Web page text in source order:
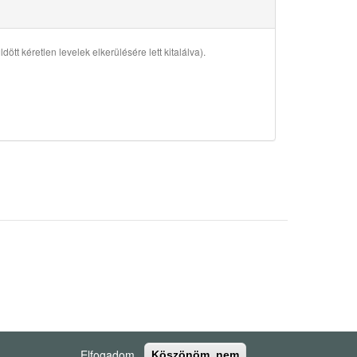
kéretlen levelek elkerülésére lett kitalálva).